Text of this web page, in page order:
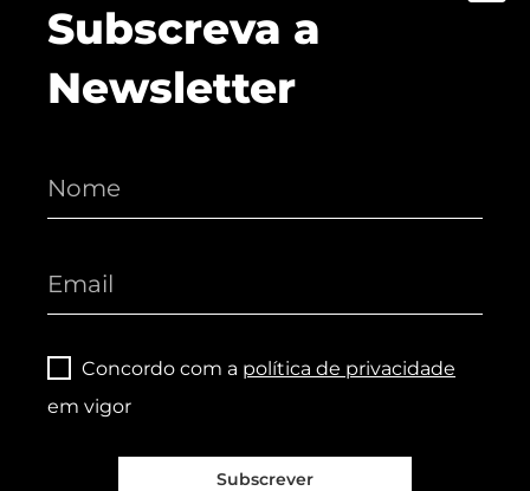
Subscreva a
Newsletter
Concordo com a política de privacidade
em vigor
Subscrever